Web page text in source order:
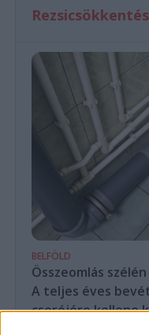
Rezsicsökkentés
BELFÖLD
Összeomlás
A teljes éves
cseréjére kellene